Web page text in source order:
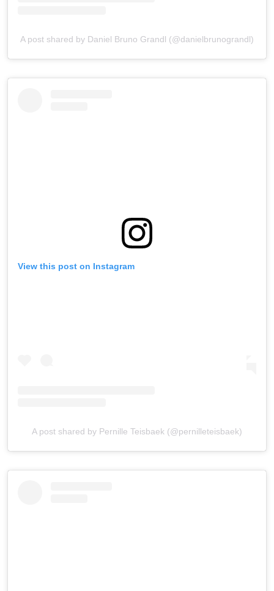
A post shared by Daniel Bruno Grandl (@danielbrunograndl)
View this post on Instagram
A post shared by Pernille Teisbaek (@pernilleteisbaek)